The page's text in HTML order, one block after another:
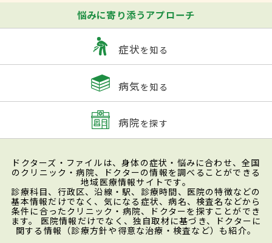
悩みに寄り添うアプローチ
症状を知る
病気を知る
病院を探す
ドクターズ・ファイルは、身体の症状・悩みに合わせ、全国
のクリニック・病院、ドクターの情報を調べることができる
地域医療情報サイトです。
診療科目、行政区、沿線・駅、診療時間、医院の特徴などの
基本情報だけでなく、気になる症状、病名、検査名などから
条件に合ったクリニック・病院、ドクターを探すことができ
ます。 医院情報だけでなく、独自取材に基づき、ドクターに
関する情報（診療方針や得意な治療・検査など）も紹介。